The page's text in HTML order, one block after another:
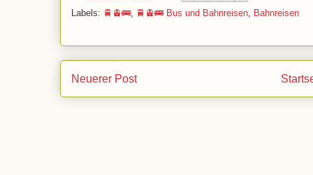
Labels: 🚆🚊🚌 🚆🚊🚌 Bus und Bahnreisen Bahnreisen
Neuerer Post